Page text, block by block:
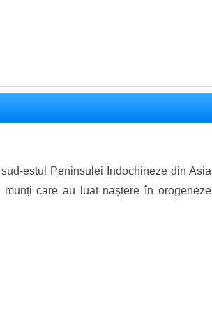
estul Peninsulei Indochineze din Asia
care au luat naștere în orogeneze